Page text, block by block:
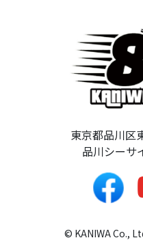
東京都品川区
品川シーサ
© KANIWA Co.,